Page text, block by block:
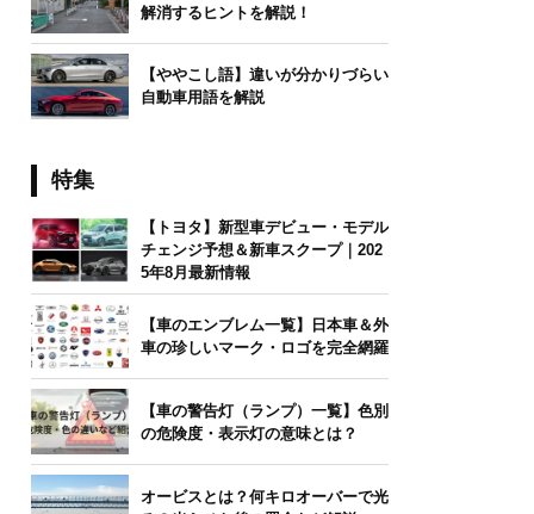
解消するヒントを解説！
【ややこし語】違いが分かりづらい
自動車用語を解説
特集
【トヨタ】新型車デビュー・モデル
チェンジ予想＆新車スクープ｜202
5年8月最新情報
【車のエンブレム一覧】日本車＆外
車の珍しいマーク・ロゴを完全網羅
【車の警告灯（ランプ）一覧】色別
の危険度・表示灯の意味とは？
オービスとは？何キロオーバーで光